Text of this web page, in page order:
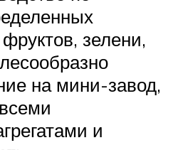
зелени,
на мини-завод,
и